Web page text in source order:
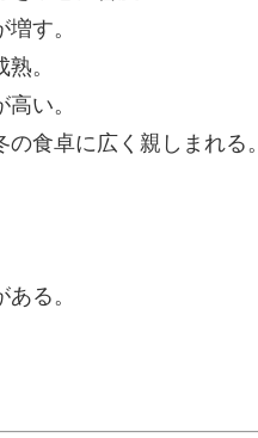
す。
。
い。
食卓に広く親しまれる。
る。